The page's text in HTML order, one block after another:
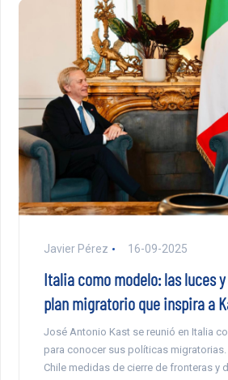
Javier Pérez 16-09-2025
Italia como modelo: las luces
plan migratorio que inspira a
José Antonio Kast se reunió en Italia
para conocer sus políticas migratorias.
Chile medidas de cierre de fronteras y